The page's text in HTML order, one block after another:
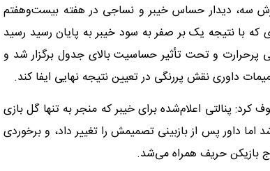
سه، دیدار حساس خیبر و نساجی در هفته بیست‌وهفتم
با نتیجه یک بر صفر به سود خیبر به پایان رسید رسید
پرحرارت و تحت تأثیر حساسیت بالای جدول برگزار شد و
داوری نقش پررنگی در تعیین نتیجه نهایی ایفا کند.
پنالتی اعلام‌شده برای خیبر که منجر به تنها گل بازی
اما داور پس از بازبینی تصمیمش را تغییر داد، و برخوردی
بازیکن حریف همراه می‌شد.